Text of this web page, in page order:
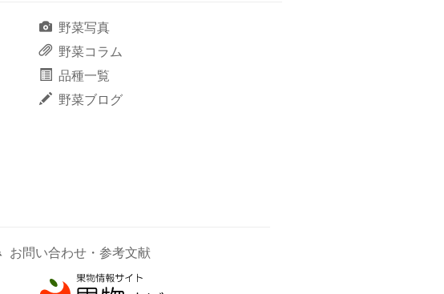
野菜写真
野菜コラム
品種一覧
野菜ブログ
お問い合わせ・参考文献